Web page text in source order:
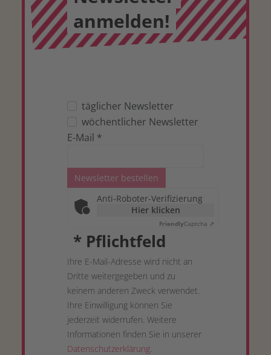
anmelden!
täglicher Newsletter
wöchentlicher Newsletter
E-Mail *
Newsletter bestellen
Anti-Roboter-Verifizierung
Hier klicken
FriendlyCaptcha ⇗
* Pflichtfeld
Ihre E-Mail-Adresse wird nicht an
Dritte weitergegeben und zu
keinem anderen Zweck verwendet.
Ihre Einwilligung können Sie
jederzeit widerrufen. Weitere
Informationen finden Sie in unserer
Datenschutzerklärung.